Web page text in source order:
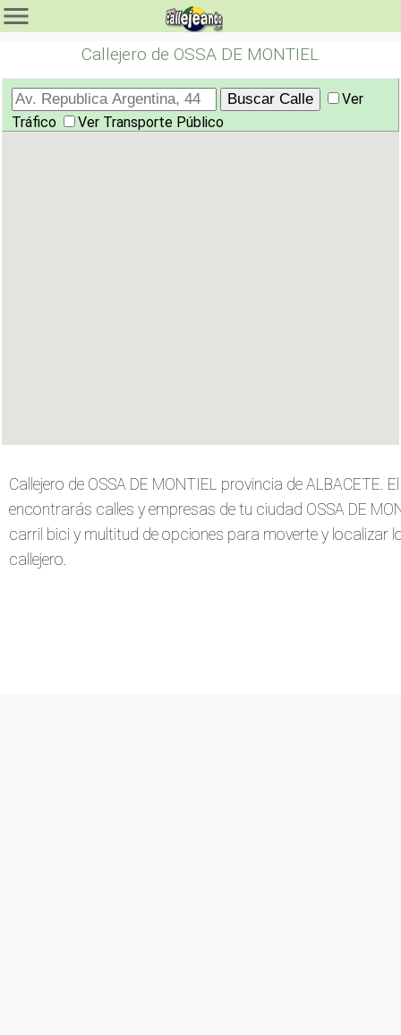
Callejero de OSSA DE MONTIEL
Ver
Tráfico
Ver Transporte Público
Callejero de OSSA DE MONTIEL provincia de ALBACETE.
encontrarás calles y empresas de tu ciudad OSSA DE
carril bici y multitud de opciones para moverte y localizar
callejero.